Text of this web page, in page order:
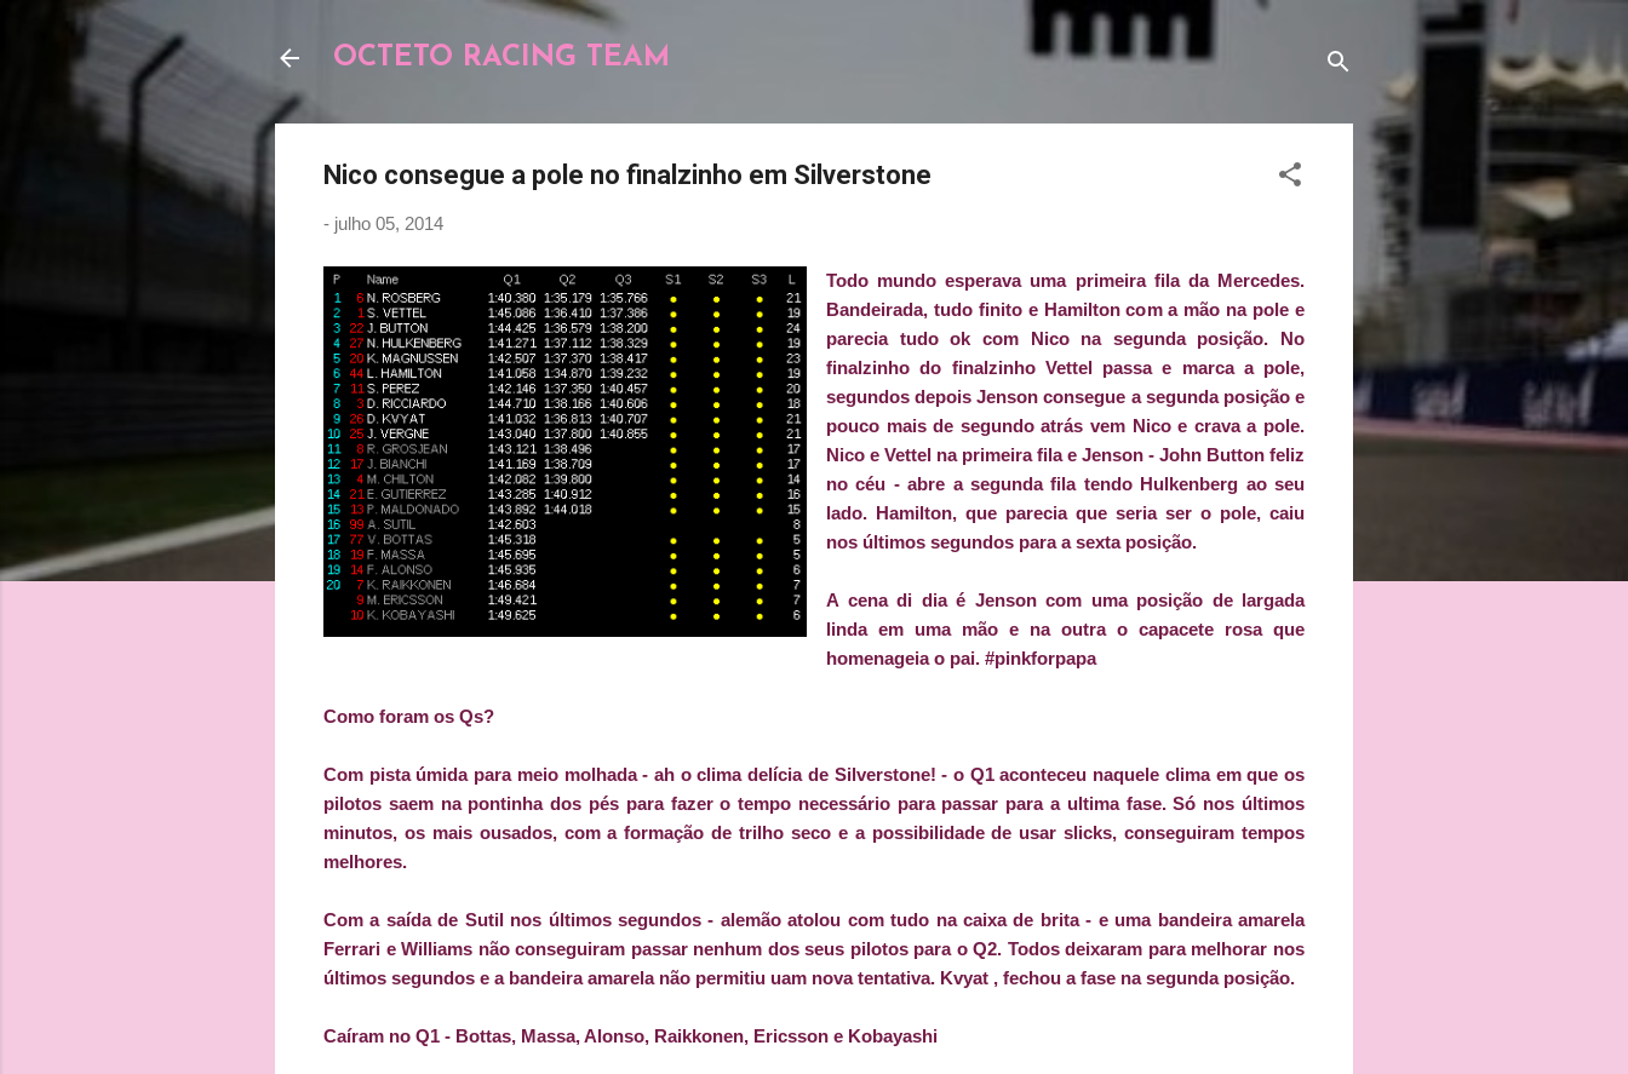
OCTETO RACING TEAM
Nico consegue a pole no finalzinho em Silverstone
- julho 05, 2014
Todo mundo esperava uma primeira fila da Mercedes.
Bandeirada, tudo finito e Hamilton com a mão na pole e
parecia tudo ok com Nico na segunda posição. No
finalzinho do finalzinho Vettel passa e marca a pole,
segundos depois Jenson consegue a segunda posição e
pouco mais de segundo atrás vem Nico e crava a pole.
Nico e Vettel na primeira fila e Jenson - John Button feliz
no céu - abre a segunda fila tendo Hulkenberg ao seu
lado. Hamilton, que parecia que seria ser o pole, caiu
nos últimos segundos para a sexta posição.
A cena di dia é Jenson com uma posição de largada
linda em uma mão e na outra o capacete rosa que
homenageia o pai. #pinkforpapa
Como foram os Qs?
Com pista úmida para meio molhada - ah o clima delícia de Silverstone! - o Q1 aconteceu naquele clima em que os
pilotos saem na pontinha dos pés para fazer o tempo necessário para passar para a ultima fase. Só nos últimos
minutos, os mais ousados, com a formação de trilho seco e a possibilidade de usar slicks, conseguiram tempos
melhores.
Com a saída de Sutil nos últimos segundos - alemão atolou com tudo na caixa de brita - e uma bandeira amarela
Ferrari e Williams não conseguiram passar nenhum dos seus pilotos para o Q2. Todos deixaram para melhorar nos
últimos segundos e a bandeira amarela não permitiu uam nova tentativa. Kvyat , fechou a fase na segunda posição.
Caíram no Q1 - Bottas, Massa, Alonso, Raikkonen, Ericsson e Kobayashi